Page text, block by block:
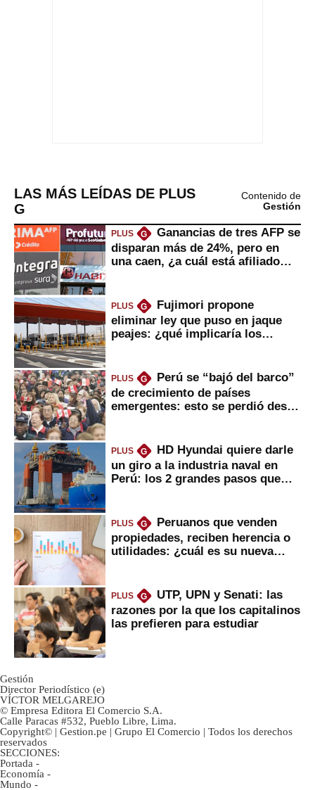
LAS MÁS LEÍDAS DE PLUS
G
Contenido de
Gestión
PLUS G
Ganancias de tres AFP se
disparan más de 24%, pero en
una caen, ¿a cuál está afiliado
PLUS G
Fujimori propone
eliminar ley que puso en jaque
peajes: ¿qué implicaría los
PLUS G
Perú se “bajó del barco”
de crecimiento de países
emergentes: esto se perdió desde
PLUS G
HD Hyundai quiere darle
un giro a la industria naval en
Perú: los 2 grandes pasos que
PLUS G
Peruanos que venden
propiedades, reciben herencia o
utilidades: ¿cuál es su nueva
PLUS G
UTP, UPN y Senati: las
razones por la que los capitalinos
las prefieren para estudiar
Gestión
Director Periodístico (e)
VÍCTOR MELGAREJO
© Empresa Editora El Comercio S.A.
Calle Paracas #532, Pueblo Libre, Lima.
Copyright© | Gestion.pe | Grupo El Comercio | Todos los derechos
reservados
SECCIONES:
Portada -
Economía -
Mundo -